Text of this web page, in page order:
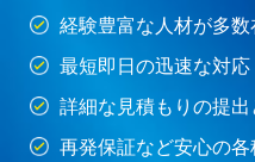
経験豊富な人材が多
最短即日の迅速な対応
詳細な見積もりの提
再発保証など安心の